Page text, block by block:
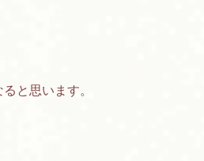
と思います。